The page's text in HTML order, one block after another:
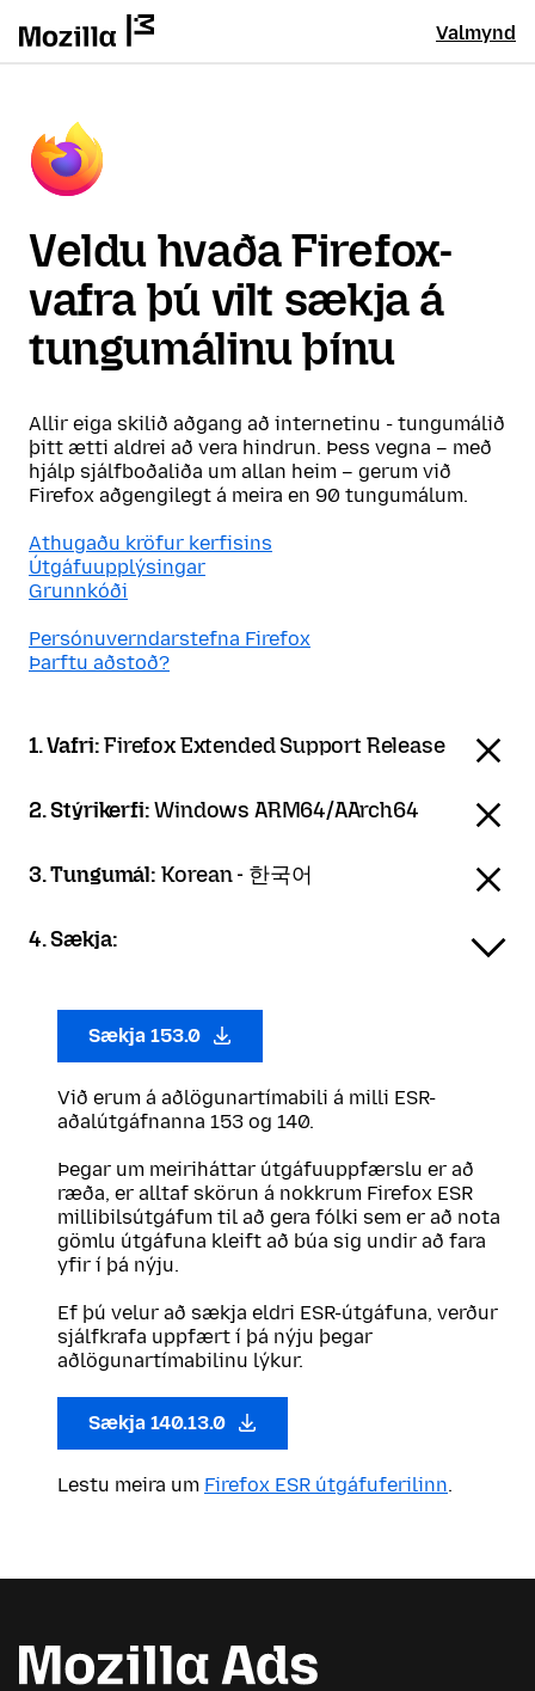
Valmynd
Veldu hvaða Firefox-
vafra þú vilt sækja á
tungumálinu þínu
Allir eiga skilið aðgang að internetinu - tungumálið
þitt ætti aldrei að vera hindrun. Þess vegna – með
hjálp sjálfboðaliða um allan heim – gerum við
Firefox aðgengilegt á meira en 90 tungumálum.
Athugaðu kröfur kerfisins
Útgáfuupplýsingar
Grunnkóði
Persónuverndarstefna Firefox
Þarftu aðstoð?
1. Vafri:Firefox Extended Support Release
2. Stýrikerfi:Windows ARM64/AArch64
3. Tungumál: Korean - 한국어
4. Sækja:
Sækja 153.0
Við erum á aðlögunartímabili á milli ESR-
aðalútgáfnanna 153 og 140.
Þegar um meiriháttar útgáfuuppfærslu er að
ræða, er alltaf skörun á nokkrum Firefox ESR
millibilsútgáfum til að gera fólki sem er að nota
gömlu útgáfuna kleift að búa sig undir að fara
yfir í þá nýju.
Ef þú velur að sækja eldri ESR-útgáfuna, verður
sjálfkrafa uppfært í þá nýju þegar
aðlögunartímabilinu lýkur.
Sækja 140.13.0
Lestu meira um Firefox ESR útgáfuferilinn.